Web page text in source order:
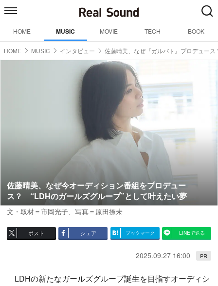
HOME MUSIC MOVIE TECH BOOK
HOME MUSIC インタビュー 佐藤晴美、なぜ『ガルバト』プロデュース
佐藤晴美、なぜ今オーディション番組をプロデュー
ス？ “LDHのガールズグループ”として叶えたい夢
文・取材＝市岡光子、 写真＝原田捺未
ポスト シェア ブックマーク LINEで送る
2025.09.27 16:00 PR
LDHの新たなガールズグループ誕生を目指すオーディシ